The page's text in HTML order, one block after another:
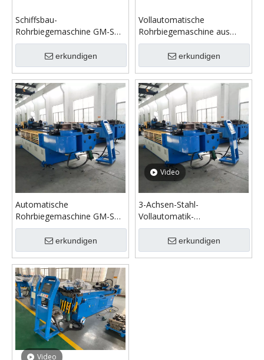
Schiffsbau-
Rohrbiegemaschine GM-SB-
168CNC-2A-1S
erkundigen
Vollautomatische
Rohrbiegemaschine aus
Edelstahl GM-SB-168CNC
erkundigen
Automatische
Rohrbiegemaschine GM-SB-
129CNC-2A-1S
erkundigen
Video
3-Achsen-Stahl-
Vollautomatik-
Rohrbiegemaschine GM-
129CNC-2A-1Serkundigen
Video